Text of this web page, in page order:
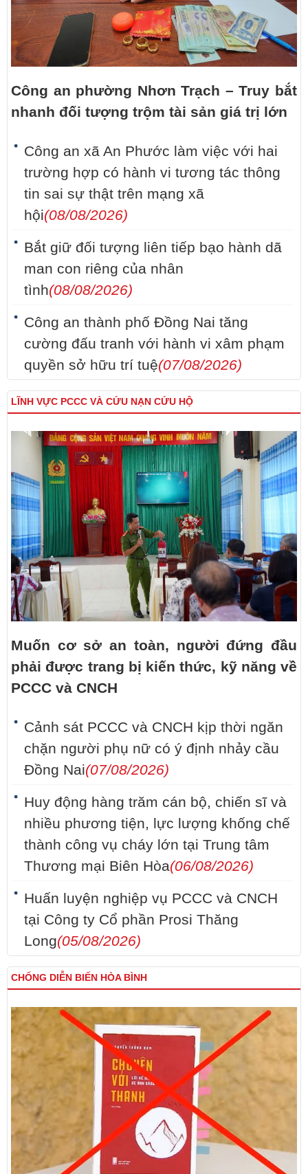
Công an phường Nhơn Trạch – Truy bắt
nhanh đối tượng trộm tài sản giá trị lớn
Công an xã An Phước làm việc với hai
trường hợp có hành vi tương tác thông
tin sai sự thật trên mạng xã
hội(08/08/2026)
Bắt giữ đối tượng liên tiếp bạo hành dã
man con riêng của nhân
tình(08/08/2026)
Công an thành phố Đồng Nai tăng
cường đấu tranh với hành vi xâm phạm
quyền sở hữu trí tuệ(07/08/2026)
LĨNH VỰC PCCC VÀ CỨU NẠN CỨU HỘ
Muốn cơ sở an toàn, người đứng đầu
phải được trang bị kiến thức, kỹ năng về
PCCC và CNCH
Cảnh sát PCCC và CNCH kịp thời ngăn
chặn người phụ nữ có ý định nhảy cầu
Đồng Nai(07/08/2026)
Huy động hàng trăm cán bộ, chiến sĩ và
nhiều phương tiện, lực lượng khống chế
thành công vụ cháy lớn tại Trung tâm
Thương mại Biên Hòa(06/08/2026)
Huấn luyện nghiệp vụ PCCC và CNCH
tại Công ty Cổ phần Prosi Thăng
Long(05/08/2026)
CHỐNG DIỄN BIẾN HÒA BÌNH